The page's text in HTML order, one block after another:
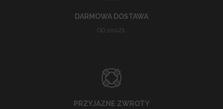
DARMOWA DOSTAWA
OD 200ZŁ
PRZYJAZNE ZWROTY